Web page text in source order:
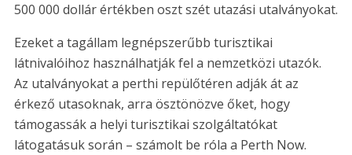
500 000 dollár értékben oszt szét utazási utalványokat.
Ezeket a tagállam legnépszerűbb turisztikai
látnivalóihoz használhatják fel a nemzetközi utazók.
Az utalványokat a perthi repülőtéren adják át az
érkező utasoknak, arra ösztönözve őket, hogy
támogassák a helyi turisztikai szolgáltatókat
látogatásuk során – számolt be róla a Perth Now.